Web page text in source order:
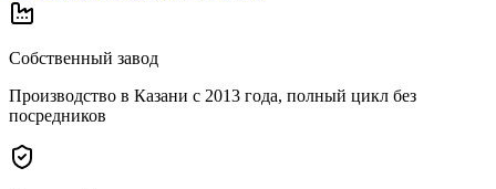
Собственный завод
Производство в Казани с 2013 года, полный цикл без
посредников